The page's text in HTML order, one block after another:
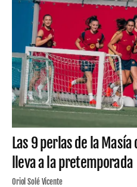
Las 9 perlas de la
lleva a la pretemporada
Oriol Solé Vicente